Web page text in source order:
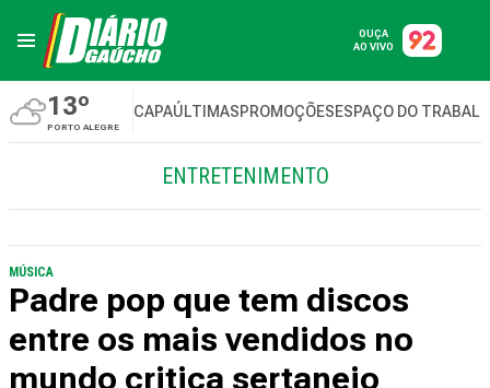
OUÇA
AO VIVO
13º
PORTO ALEGRE
CAPAÚLTIMASPROMOÇÕESESPAÇO DO
ENTRETENIMENTO
MÚSICA
Padre pop que tem discos
entre os mais vendidos no
mundo critica sertanejo